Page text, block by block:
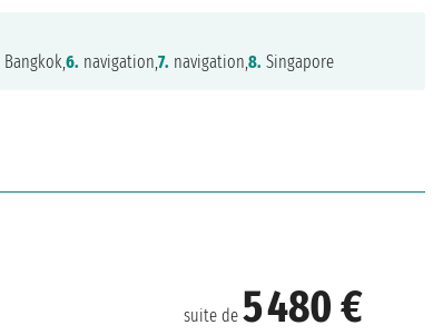
Bangkok,6. navigation,7. navigation,8. Singapore
suite de5 480 €